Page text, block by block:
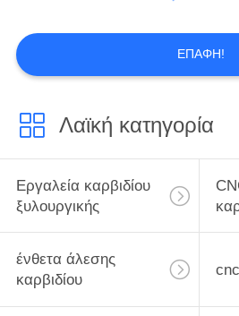
Στερεός
τελών
ΕΠΑΦΉ!
Λαϊκή κατηγορία
Εργαλεία καρβιδίου
ξυλουργικής
ένθετα άλεσης
καρβιδίου